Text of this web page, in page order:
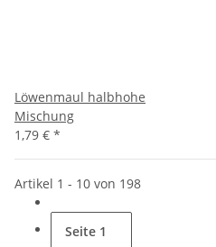
Löwenmaul halbhohe
Mischung
1,79 € *
Artikel 1 - 10 von 198
Seite 1